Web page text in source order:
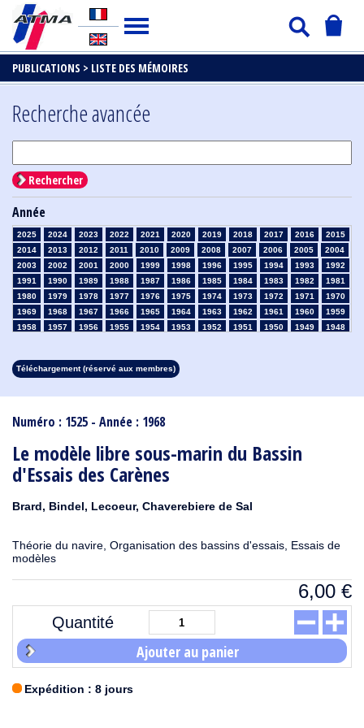
PUBLICATIONS > LISTE DES MÉMOIRES
Numéro : 1525 - Année : 1968
Le modèle libre sous-marin du Bassin
d'Essais des Carènes
Brard, Bindel, Lecoeur, Chaverebiere de Sal
Théorie du navire, Organisation des bassins d'essais, Essais de
modèles
6,00 €
Quantité
Ajouter au panier
Expédition : 8 jours
Recherche avancée
Rechercher
Année
2025 2024 2023 2022 2021 2020 2019 2018 2017 2016
2015
2014
2013 2012 2011 2010 2009 2008 2007 2006 2005
2004
2003
2002 2001 2000 1999 1998 1996 1995 1994 1993
1992
1991
1990 1989 1988 1987 1986 1985 1984 1983 1982
1981
1980
1979 1978 1977 1976 1975 1974 1973 1972 1971
1970
1969
1968 1967 1966 1965 1964 1963 1962 1961 1960
1959
1958
1957 1956 1955 1954 1953 1952 1951 1950 1949
1948
1913
1912 1911 1910 1909 1908
Téléchargement (réservé aux membres)